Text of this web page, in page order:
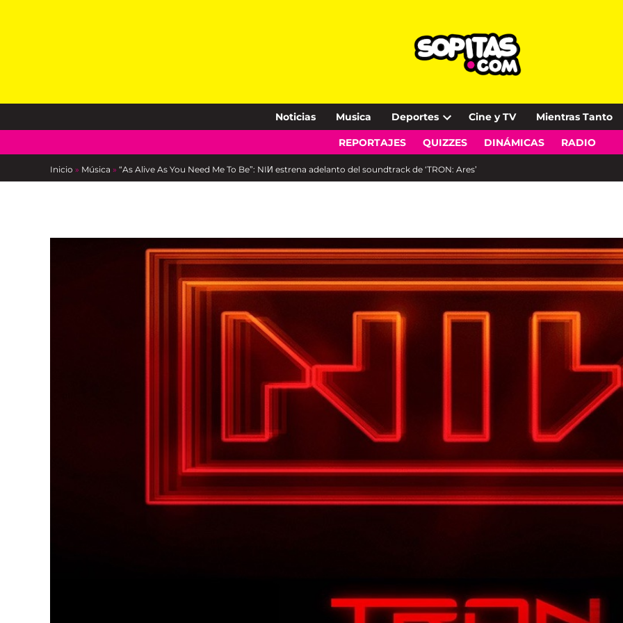
Noticias Musica Deportes
Open
dropdown
Cine y TV Mientras Tanto
REPORTAJES QUIZZES DINÁMICAS RADIO
Inicio » Música » “As Alive As You Need Me To Be”: NIИ estrena adelanto del soundtrack de ‘TRON: Ares’